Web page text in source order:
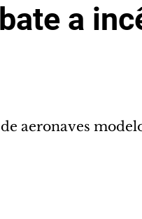
a
aeronaves